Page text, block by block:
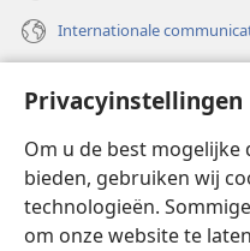
Privacyinstellingen
Om u de best
bieden, gebruiken wij
technologieën.
om onze website te
Internationale
(opent
nieuw
venster)Watchtower ONLINE
(opent
nieuw